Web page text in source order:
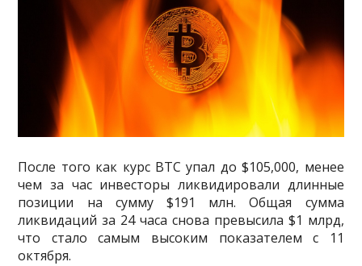
После того как курс BTC упал до $105,000, менее
чем за час инвесторы ликвидировали длинные
позиции на сумму $191 млн. Общая сумма
ликвидаций за 24 часа снова превысила $1 млрд,
что стало самым высоким показателем с 11
октября.